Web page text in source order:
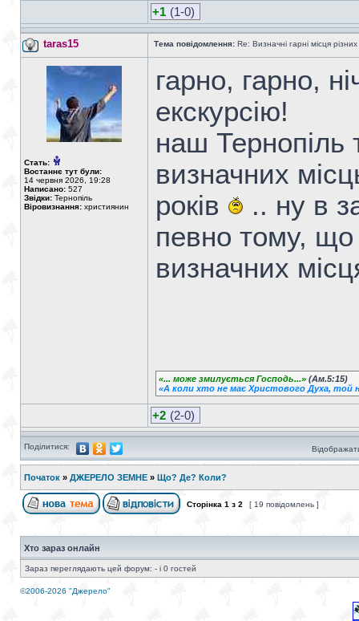
+1 (1-0)
taras15 Тема повідомлення: Re: Визначні гарні місця
Стать:
Востаннє тут були:
14 червня 2026, 19:28
Написано: 527
Звідки: Тернопіль
Віровизнання: християнин
гарно, гарно,
екскурсію!
наш Тернопіль
визначних
років
.. ну в
певно тому, що
визначних
«... може змилується Господь...» (Ам.5:15)
«А коли хто не має Христового Духа, той
+2 (2-0)
Поділитися:
Початок » ДЖЕРЕЛО ЗЕМНЕ » Що? Де? Коли?
Сторінка 1 з 2 [ 19 повідомлень ]
Хто зараз онлайн
Зараз переглядають цей форум: - і 0 гостей
©2006-2026 "Джерело"